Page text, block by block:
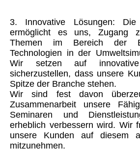
3. Innovative Lösungen: Die
ermöglicht es uns, Zugang
Themen im Bereich der
Technologien in der
Wir setzen auf
sicherzustellen, dass unsere
Spitze der Branche stehen.
Wir sind fest davon
Zusammenarbeit unsere
Seminaren und
erheblich verbessern wird. Wir
unsere Kunden auf diesem
mitzunehmen.